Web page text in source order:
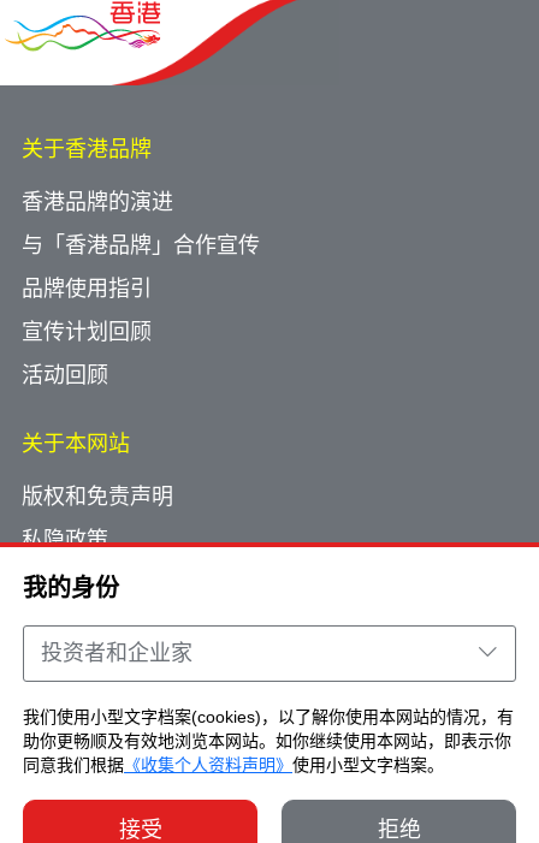
我的身份
投资者和企业家
我们使用小型文字档案(cookies)，以了解你使用本网站的情况，有
助你更畅顺及有效地浏览本网站。如你继续使用本网站，即表示你
同意我们根据 《收集个人资料声明》 使用小型文字档案。
接受 拒绝
关于香港品牌
香港品牌的演进
与「香港品牌」合作宣传
品牌使用指引
宣传计划回顾
活动回顾
关于本网站
版权和免责声明
私隐政策
使用小型文字档案
网页指南
联络我们
Copyright © Brand Hong Kong. All Rights
Reserved.